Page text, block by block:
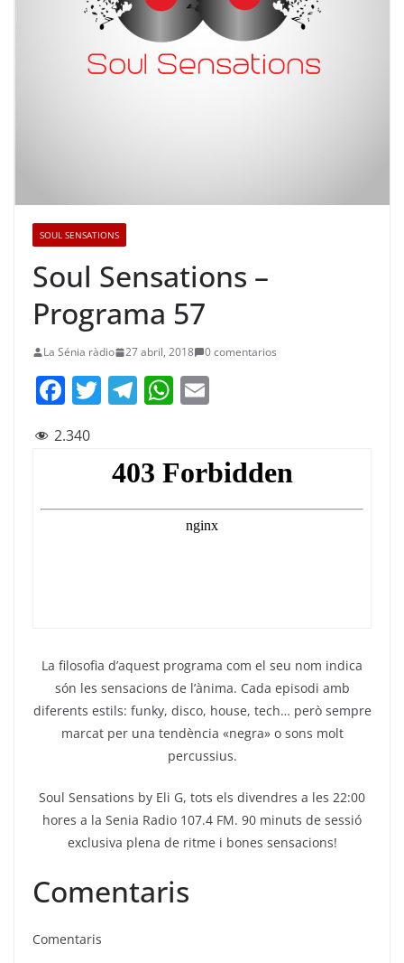
SOUL SENSATIONS
Soul Sensations –
Programa 57
La Sénia ràdio 27 abril, 2018 0 comentarios
F
c
b
T
er
T
gr
a
W
s
A
p
l
2.340
La filosofia d’aquest programa com el seu nom indica
són les sensacions de l’ànima. Cada episodi amb
diferents estils: funky, disco, house, tech… però sempre
marcat per una tendència «negra» o sons molt
percussius.
Soul Sensations by Eli G, tots els divendres a les 22:00
hores a la Senia Radio 107.4 FM. 90 minuts de sessió
exclusiva plena de ritme i bones sensacions!
Comentaris
Comentaris